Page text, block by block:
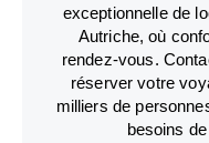
exceptionnelle de
Autriche, où
rendez-vous.
réserver votre
milliers de
besoins